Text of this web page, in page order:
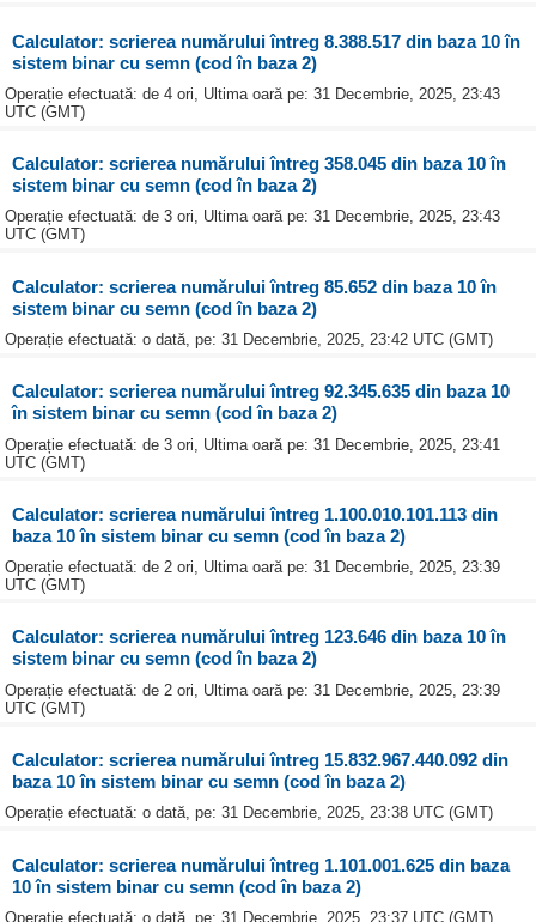
Calculator: scrierea numărului întreg 8.388.517 din baza 10 în
sistem binar cu semn (cod în baza 2)
Operație efectuată: de 4 ori, Ultima oară pe: 31 Decembrie, 2025, 23:43
UTC (GMT)
Calculator: scrierea numărului întreg 358.045 din baza 10 în
sistem binar cu semn (cod în baza 2)
Operație efectuată: de 3 ori, Ultima oară pe: 31 Decembrie, 2025, 23:43
UTC (GMT)
Calculator: scrierea numărului întreg 85.652 din baza 10 în
sistem binar cu semn (cod în baza 2)
Operație efectuată: o dată, pe: 31 Decembrie, 2025, 23:42 UTC (GMT)
Calculator: scrierea numărului întreg 92.345.635 din baza 10
în sistem binar cu semn (cod în baza 2)
Operație efectuată: de 3 ori, Ultima oară pe: 31 Decembrie, 2025, 23:41
UTC (GMT)
Calculator: scrierea numărului întreg 1.100.010.101.113 din
baza 10 în sistem binar cu semn (cod în baza 2)
Operație efectuată: de 2 ori, Ultima oară pe: 31 Decembrie, 2025, 23:39
UTC (GMT)
Calculator: scrierea numărului întreg 123.646 din baza 10 în
sistem binar cu semn (cod în baza 2)
Operație efectuată: de 2 ori, Ultima oară pe: 31 Decembrie, 2025, 23:39
UTC (GMT)
Calculator: scrierea numărului întreg 15.832.967.440.092 din
baza 10 în sistem binar cu semn (cod în baza 2)
Operație efectuată: o dată, pe: 31 Decembrie, 2025, 23:38 UTC (GMT)
Calculator: scrierea numărului întreg 1.101.001.625 din baza
10 în sistem binar cu semn (cod în baza 2)
Operație efectuată: o dată, pe: 31 Decembrie, 2025, 23:37 UTC (GMT)